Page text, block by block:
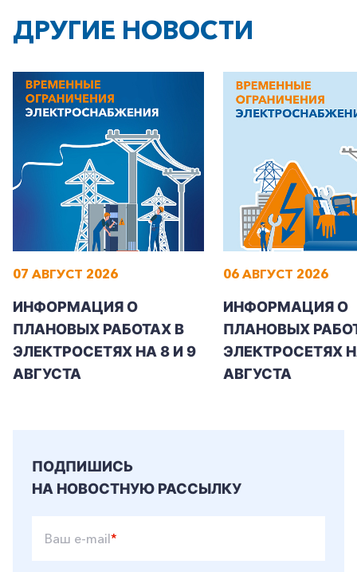
+7-800-700-24-57
Заказать обратный звонок
Частным клиентам
Корпоративным клиентам
ДРУГИЕ НОВОСТИ
07 АВГУСТ 2026
ИНФОРМАЦИЯ О
ПЛАНОВЫХ РАБОТАХ В
ЭЛЕКТРОСЕТЯХ НА 8 И 9
АВГУСТА
06 АВГУСТ 2026
ИНФОРМАЦИЯ О
ПЛАНОВЫХ
ЭЛЕКТРОСЕТЯХ
АВГУСТА
ПОДПИШИСЬ
НА НОВОСТНУЮ РАССЫЛКУ
Ваш e-mail*